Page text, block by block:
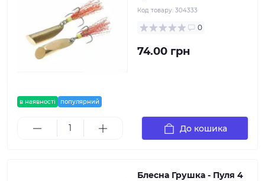
в наявності популярний
Код товару: 304333
0
74.00 грн
До кошика
Блесна Грушка - Пуля 4